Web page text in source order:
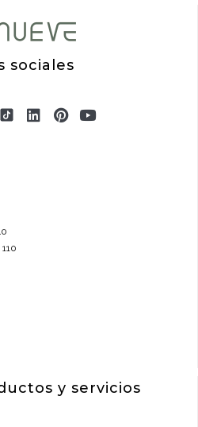
sociales
Linkedin
Pinterest
Youtube
y servicios